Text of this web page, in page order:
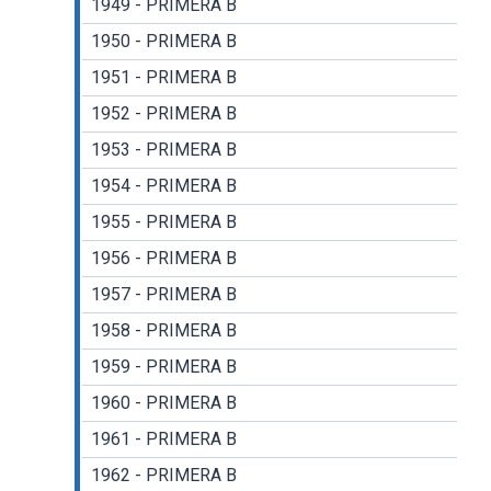
1949 - PRIMERA B
1950 - PRIMERA B
1951 - PRIMERA B
1952 - PRIMERA B
1953 - PRIMERA B
1954 - PRIMERA B
1955 - PRIMERA B
1956 - PRIMERA B
1957 - PRIMERA B
1958 - PRIMERA B
1959 - PRIMERA B
1960 - PRIMERA B
1961 - PRIMERA B
1962 - PRIMERA B